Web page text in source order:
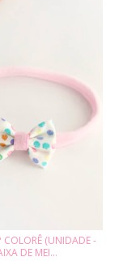
COLORÊ (UNIDADE -
DE MEI...